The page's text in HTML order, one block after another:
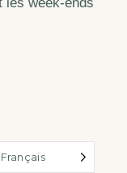
Français